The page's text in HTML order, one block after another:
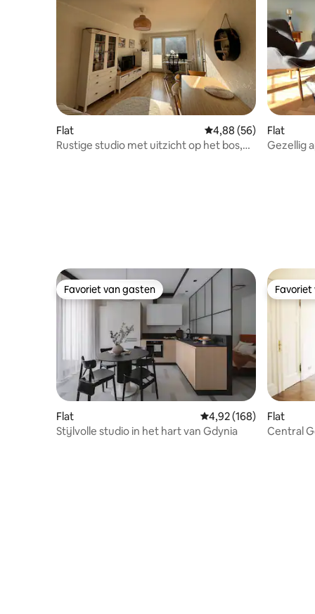
Flat Gemiddelde
4,88 (56)
Rustige studio met uitzicht op het bos,
Flat
Gezellig
Favoriet van gasten
Favoriet van gasten
Flat Gemiddelde
4,92 (168)
Stijlvolle studio in het hart van Gdynia
Flat
Central